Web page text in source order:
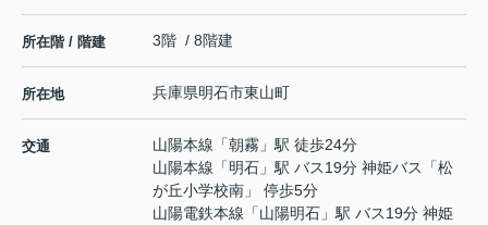
所在階 / 階建 3階 / 8階建
所在地 兵庫県明石市東山町
交通 山陽本線 「朝霧 」駅 徒歩24分
山陽本線 「明石 」駅 バス19分 神姫バス「松
が丘小学校南」 停歩5分
山陽電鉄本線 「山陽明石 」駅 バス19分 神姫